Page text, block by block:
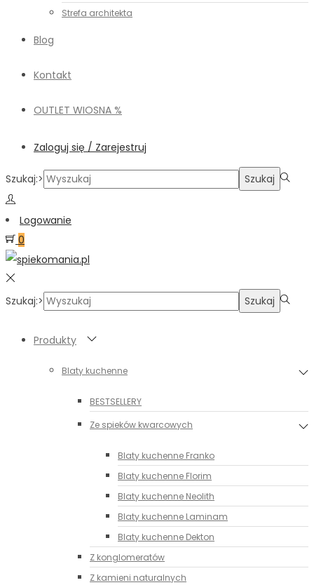
Strefa architekta
Blog
Kontakt
OUTLET WIOSNA %
Zaloguj się / Zarejestruj
Szukaj:> Szukaj
Logowanie
0
Szukaj:> Szukaj
Produkty
Blaty kuchenne
BESTSELLERY
Ze spieków kwarcowych
Blaty kuchenne Franko
Blaty kuchenne Florim
Blaty kuchenne Neolith
Blaty kuchenne Laminam
Blaty kuchenne Dekton
Z konglomeratów
Z kamieni naturalnych